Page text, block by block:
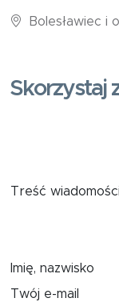
Bolesławiec i
Skorzystaj
Treść wiadomości
Imię, nazwisko
Twój e-mail